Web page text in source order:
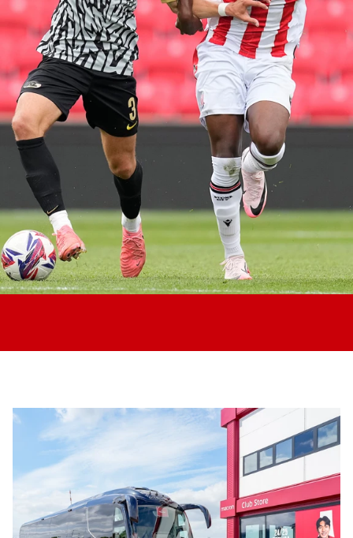
Jong AZ
Seizoenkaart